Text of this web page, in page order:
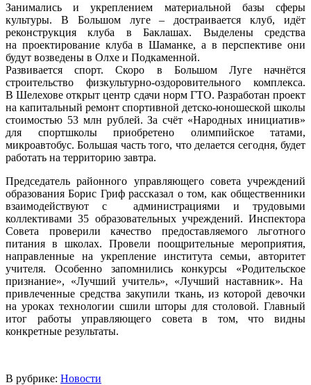
Занимались и укреплением материальной базы сферы
культуры. В Большом луге – достраивается клуб, идёт
реконструкция клуба в Баклашах. Выделены средства
на проектирование клуба в Шаманке, а в перспективе они
будут возведены в Олхе и Подкаменной.
Развивается спорт. Скоро в Большом Луге начнётся
строительство физкультурно-оздоровительного комплекса.
В Шелехове открыт центр сдачи норм ГТО. Разработан проект
на капитальный ремонт спортивной детско-юношеской школы
стоимостью 53 млн рублей. За счёт «Народных инициатив»
для спортшколы приобретено олимпийское татами,
микроавтобус. Большая часть того, что делается сегодня, будет
работать на территорию завтра.
Председатель районного управляющего совета учреждений
образования Борис Гриф рассказал о том, как общественники
взаимодействуют с администрациями и трудовыми
коллективами 35 образовательных учреждений. Инспектора
Совета проверили качество предоставляемого льготного
питания в школах. Провели поощрительные мероприятия,
направленные на укрепление института семьи, авторитет
учителя. Особенно запомнились конкурсы «Родительское
признание», «Лучший учитель», «Лучший наставник». На
привлеченные средства закупили ткань, из которой девочки
на уроках технологии сшили шторы для столовой. Главный
итог работы управляющего совета в том, что видны
конкретные результаты.
В рубрике: Новости